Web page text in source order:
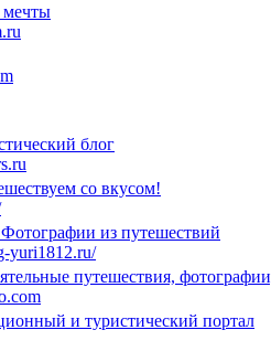
мечты
блог
со вкусом!
из путешествий
yuri1812.ru/
путешествия,
и туристический портал